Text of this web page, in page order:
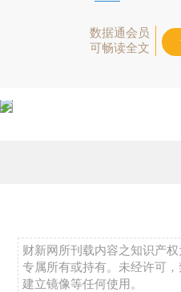
数据通会员
可畅读全文
财新网所刊载内容之知识产
专属所有或持有。未经许可
建立镜像等任何使用。